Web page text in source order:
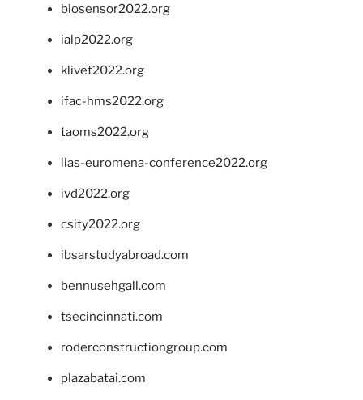
biosensor2022.org
ialp2022.org
klivet2022.org
ifac-hms2022.org
taoms2022.org
iias-euromena-conference2022.org
ivd2022.org
csity2022.org
ibsarstudyabroad.com
bennusehgall.com
tsecincinnati.com
roderconstructiongroup.com
plazabatai.com